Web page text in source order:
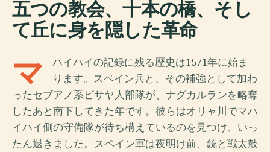
五つの教会、十本の橋、そし
て丘に身を隠した革命
マ
ハイハイの記録に残る歴史は1571年に始ま
ります。スペイン兵と、その補強として加わ
ったセブアノ系ビサヤ人部隊が、ナグカルランを略奪
したあと南下してきた年です。彼らはオリャ川でマハ
イハイ側の守備隊が待ち構えているのを見つけ、いっ
たん退きました。スペイン軍は夜明け前、銃と戦太鼓